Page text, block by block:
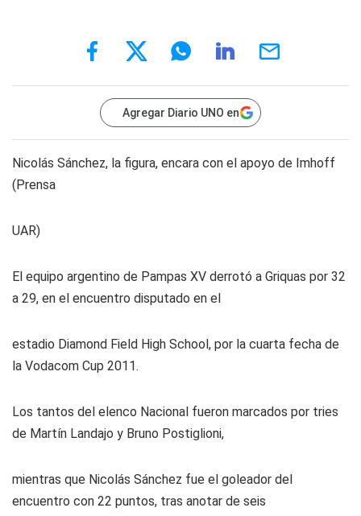
Agregar Diario UNO en
Nicolás Sánchez, la figura, encara con el apoyo de Imhoff
(Prensa
UAR)
El equipo argentino de Pampas XV derrotó a Griquas por 32
a 29, en el encuentro disputado en el
estadio Diamond Field High School, por la cuarta fecha de
la Vodacom Cup 2011.
Los tantos del elenco Nacional fueron marcados por tries
de Martín Landajo y Bruno Postiglioni,
mientras que Nicolás Sánchez fue el goleador del
encuentro con 22 puntos, tras anotar de seis